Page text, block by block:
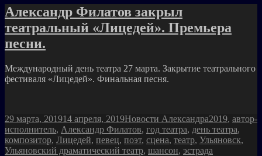
Александр Филатов закрыл
театральный «Лицедей». Премьера
песни.
Международный день театра 27 марта. Закрытие театрального
фестиваля «Лицедей». Финальная песня.
Опубликовано
29 марта, 201914 апреля, 2019Рубрики
Новости АлександраМетки
2019, автор-
исполнитель, Александр Филатов, год театра, день театра,
композитор, Лицедей, певец, поэт, сцена, театр, Ульяновск,
Ульяновский драматический театр, шансон, эстрада